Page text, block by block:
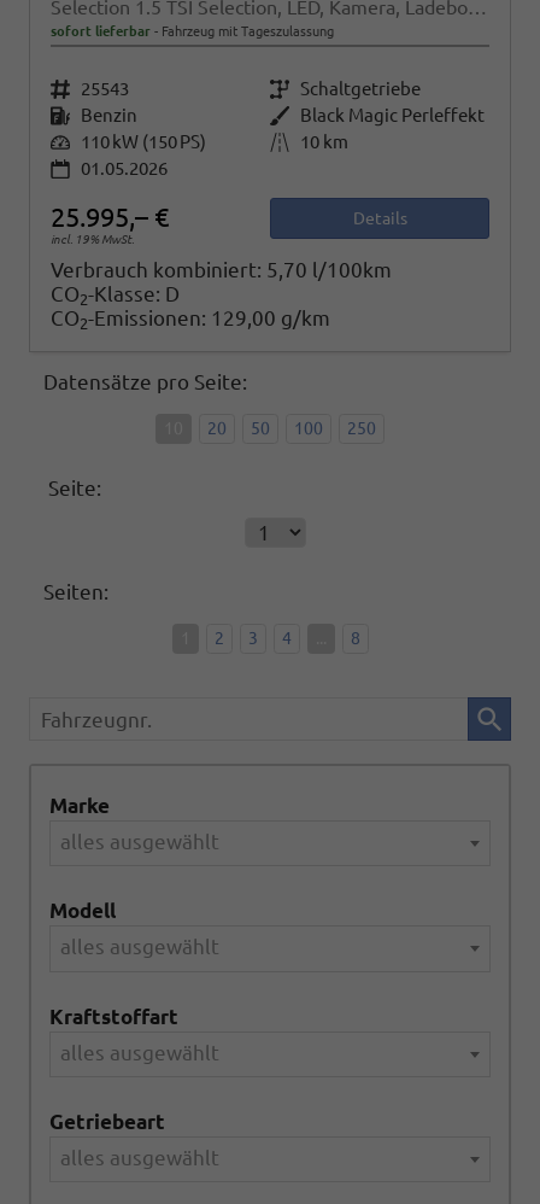
Selection 1.5 TSI Selection, LED, Kamera, Ladeboden, Winter
sofort lieferbar Fahrzeug mit Tageszulassung
Fahrzeugnr. 25543 Getriebe Schaltgetriebe
Kraftstoff Benzin Außenfarbe Black Magic Perleffekt
Leistung 110 kW (150 PS) Kilometerstand
10 km
01.05.2026
25.995,– €
incl. 19% MwSt.
Details
Verbrauch kombiniert: 5,70 l/100km
CO2-Klasse: D
CO2-Emissionen: 129,00 g/km
Datensätze pro Seite:
20 50 100 250
Seite:
Seiten:
2 3 4 8
Fahrzeugnr.
Marke
alles ausgewählt
Modell
alles ausgewählt
Kraftstoffart
alles ausgewählt
Getriebeart
alles ausgewählt